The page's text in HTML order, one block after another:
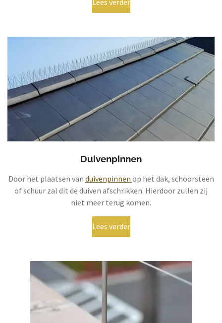
Lees verder
Duivenpinnen
Door het plaatsen van duivenpinnen op het dak, schoorsteen
of schuur zal dit de duiven afschrikken. Hierdoor zullen zij
niet meer terug komen.
Lees verder